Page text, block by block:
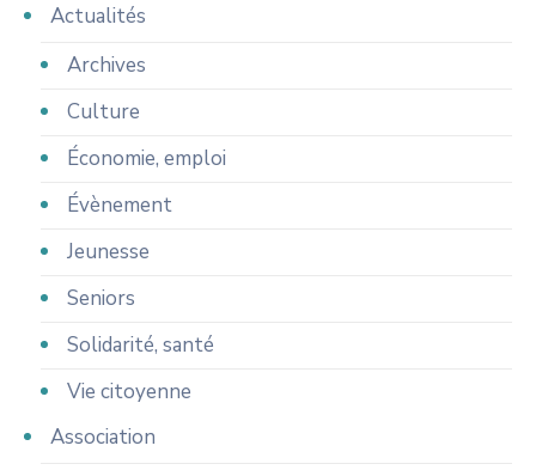
Actualités
Archives
Culture
Économie, emploi
Évènement
Jeunesse
Seniors
Solidarité, santé
Vie citoyenne
Association